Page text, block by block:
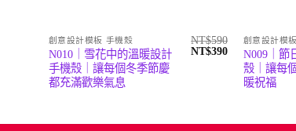
創意設計模板 手機殼
N010｜雪花中的溫暖設計
手機殼｜讓每個冬季節慶
都充滿歡樂氣息
NT$590
原
NT$390目
格：
創意設計模
N009｜節
殼｜讓每
暖祝福